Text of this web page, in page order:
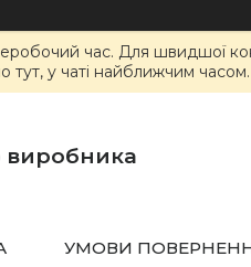
час. Для швидшої
у чаті найближчим часом.
виробника
УМОВИ